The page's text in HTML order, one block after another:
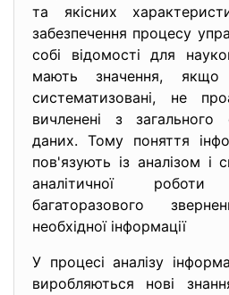
та якісних
забезпечення процесу
собі відомості для
мають значення,
систематизовані, не
вичленені з
даних. Тому поняття
пов'язують із аналізом і
аналітичної
багаторазового
необхідної інформації
У процесі аналізу
виробляються нові